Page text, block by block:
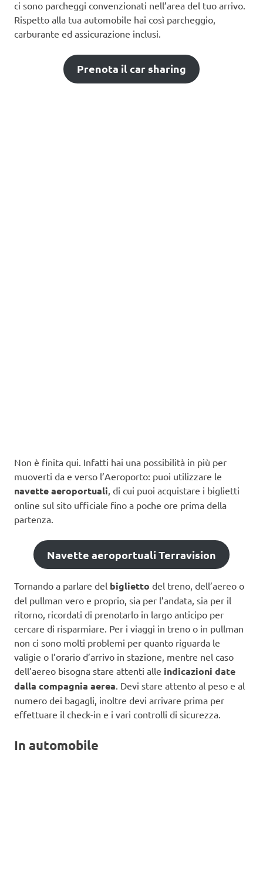
ci sono parcheggi convenzionati nell’area del tuo arrivo.
Rispetto alla tua automobile hai così parcheggio,
carburante ed assicurazione inclusi.
Prenota il car sharing
Non è finita qui. Infatti hai una possibilità in più per
muoverti da e verso l’Aeroporto: puoi utilizzare le
navette aeroportuali, di cui puoi acquistare i biglietti
online sul sito ufficiale fino a poche ore prima della
partenza.
Navette aeroportuali Terravision
Tornando a parlare del biglietto del treno, dell’aereo o
del pullman vero e proprio, sia per l’andata, sia per il
ritorno, ricordati di prenotarlo in largo anticipo per
cercare di risparmiare. Per i viaggi in treno o in pullman
non ci sono molti problemi per quanto riguarda le
valigie o l’orario d’arrivo in stazione, mentre nel caso
dell’aereo bisogna stare attenti alle indicazioni date
dalla compagnia aerea. Devi stare attento al peso e al
numero dei bagagli, inoltre devi arrivare prima per
effettuare il check-in e i vari controlli di sicurezza.
In automobile